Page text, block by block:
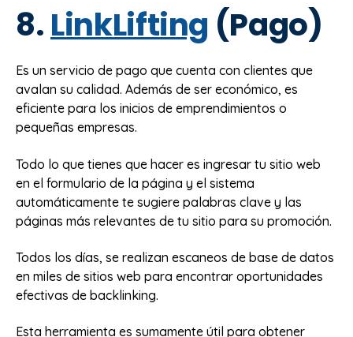
8. LinkLifting (Pago)
Es un servicio de pago que cuenta con clientes que
avalan su calidad. Además de ser económico, es
eficiente para los inicios de emprendimientos o
pequeñas empresas.
Todo lo que tienes que hacer es ingresar tu sitio web
en el formulario de la página y el sistema
automáticamente te sugiere palabras clave y las
páginas más relevantes de tu sitio para su promoción.
Todos los días, se realizan escaneos de base de datos
en miles de sitios web para encontrar oportunidades
efectivas de backlinking.
Esta herramienta es sumamente útil para obtener